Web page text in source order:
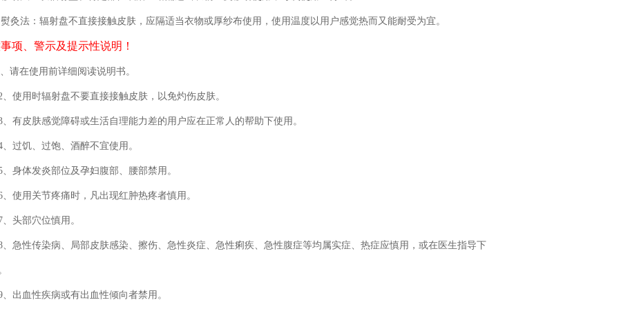
：辐射盘不直接接触皮肤，应隔适当衣物或厚纱布使用，使用温度以用户感觉热而又能耐受为宜。
项、警示及提示性说明！
请在使用前详细阅读说明书。
用时辐射盘不要直接接触皮肤，以免灼伤皮肤。
皮肤感觉障碍或生活自理能力差的用户应在正常人的帮助下使用。
饥、过饱、酒醉不宜使用。
体发炎部位及孕妇腹部、腰部禁用。
用关节疼痛时，凡出现红肿热疼者慎用。
部穴位慎用。
性传染病、局部皮肤感染、擦伤、急性炎症、急性痢疾、急性腹症等均属实症、热症应慎用，或在医生指导下
血性疾病或有出血性倾向者禁用。